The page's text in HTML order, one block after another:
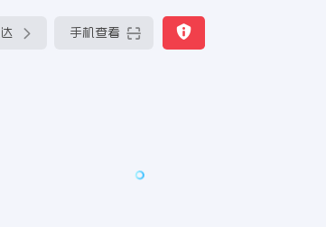
手机查看